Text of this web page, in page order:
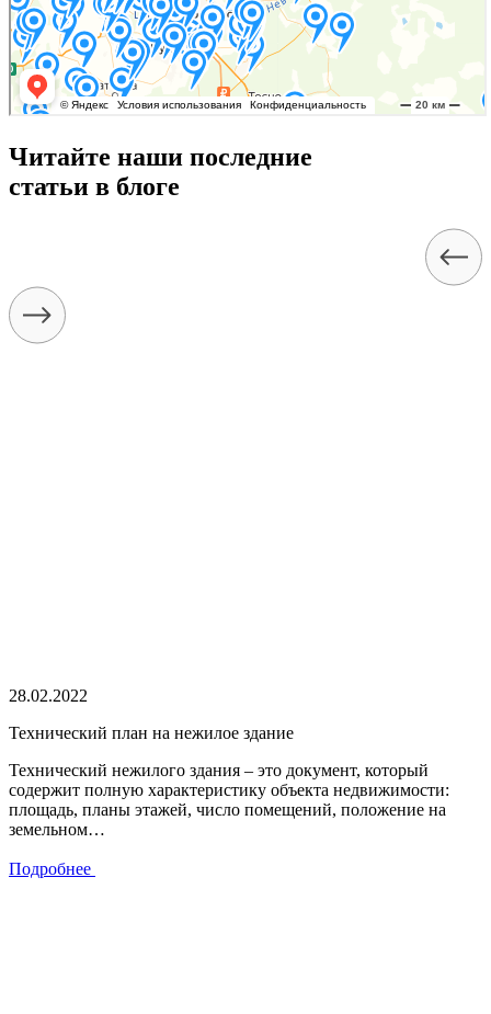
Читайте наши последние
статьи в блоге
28.02.2022
Технический план на нежилое здание
Технический нежилого здания – это документ, который
содержит полную характеристику объекта недвижимости:
площадь, планы этажей, число помещений, положение на
земельном…
Подробнее